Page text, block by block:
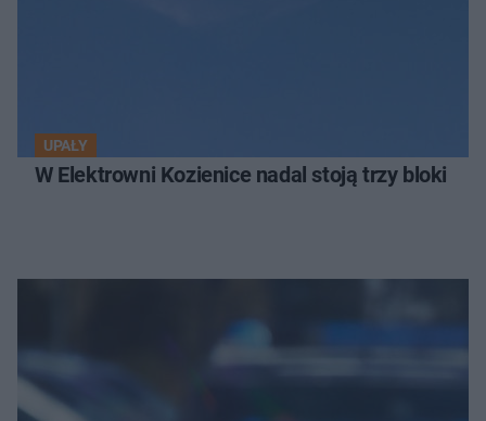
UPAŁY
W Elektrowni Kozienice nadal stoją trzy bloki